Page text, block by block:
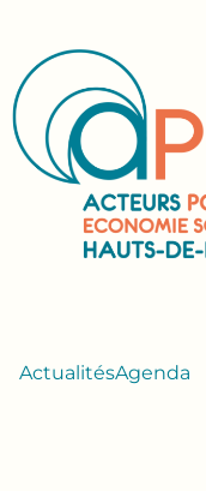
ActualitésAgenda